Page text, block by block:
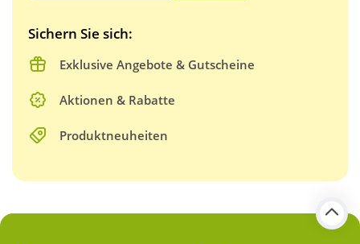
Sichern Sie sich:
Exklusive Angebote & Gutscheine
Aktionen & Rabatte
Produktneuheiten